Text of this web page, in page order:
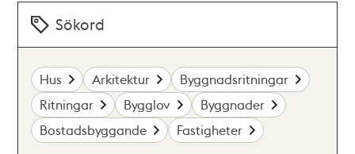
Sökord
Hus Arkitektur
Byggnadsritningar
Ritningar
Bygglov
Byggnader
Bostadsbyggande
Fastigheter